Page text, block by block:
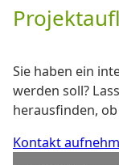
Sie haben ein
werden soll?
herausfinden,
Kontakt